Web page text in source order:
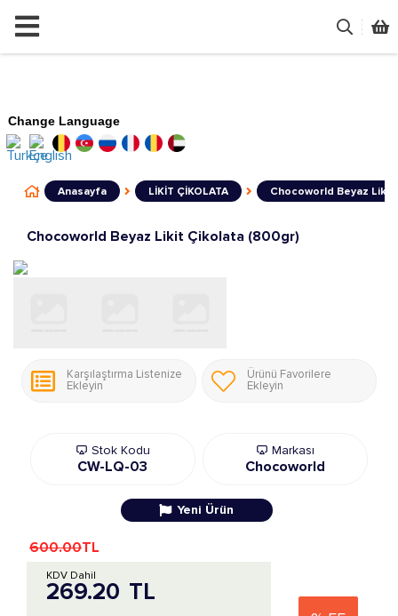
Change Language
Anasayfa LİKİT ÇİKOLATA Chocoworld Beyaz
Chocoworld Beyaz Likit Çikolata (800gr)
Karşılaştırma Listenize
Ekleyin
Ürünü Favorilere
Ekleyin
Stok Kodu
CW-LQ-03
Markası
Chocoworld
Yeni Ürün
600.00TL
269.20 TL
KDV Dahil